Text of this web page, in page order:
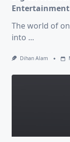
Entertainment
The world of
into ...
Dihan Alam